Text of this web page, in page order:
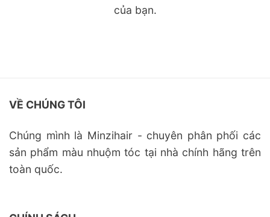
của bạn.
VỀ CHÚNG TÔI
Chúng mình là Minzihair - chuyên phân phối các
sản phẩm màu nhuộm tóc tại nhà chính hãng trên
toàn quốc.